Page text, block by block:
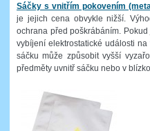
Sáčky s vnitřím pokovením
je jejich cena obvykle nižší.
ochrana před poškrábáním.
vybíjení elektrostatické události
sáčku může způsobit vyšší
předměty uvnitř sáčku nebo v